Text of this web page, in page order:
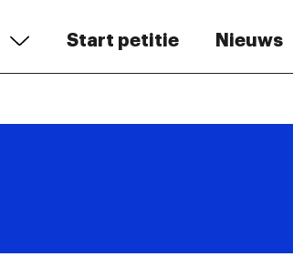
Start petitie Nieuws